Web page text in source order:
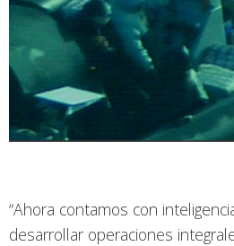
“Ahora contamos con
desarrollar operaciones